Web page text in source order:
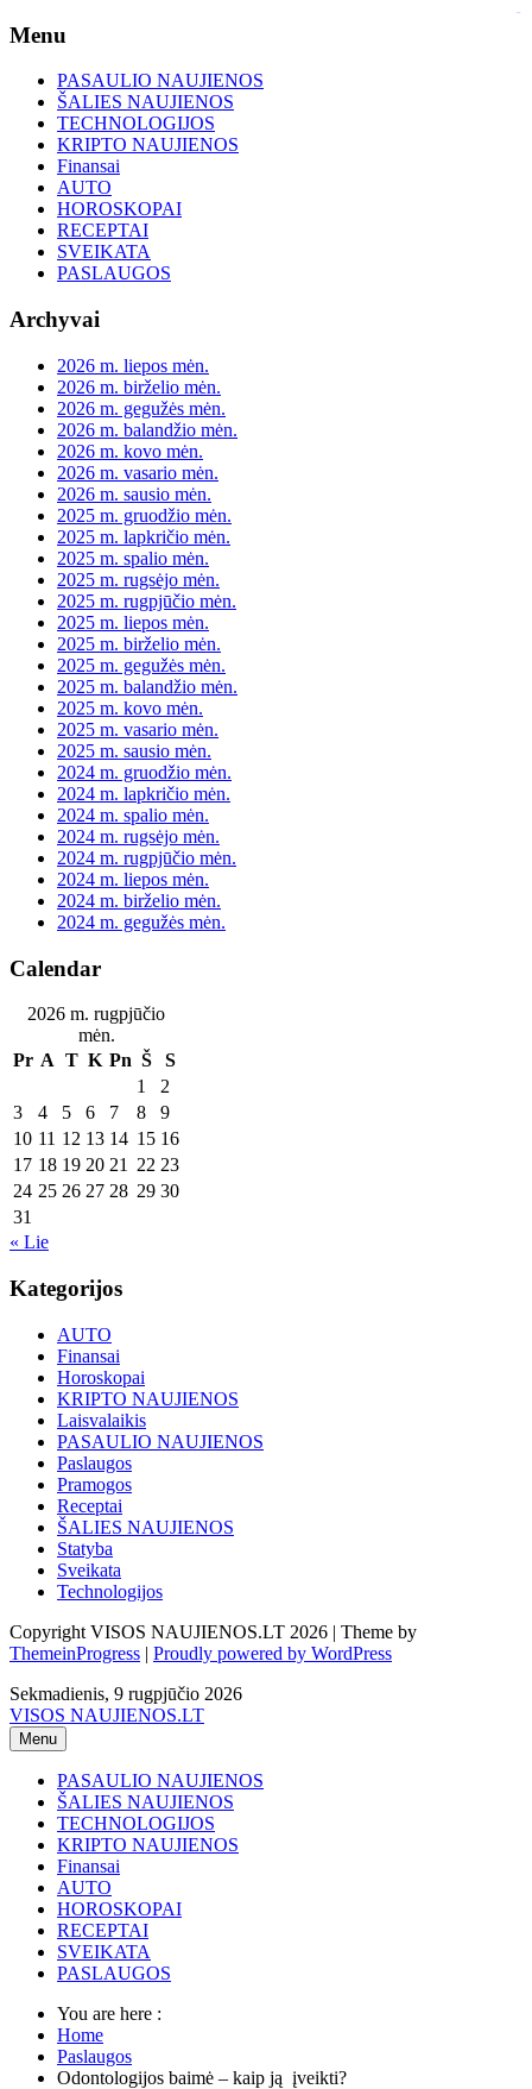
Skip
content
Menu
PASAULIO NAUJIENOS
ŠALIES NAUJIENOS
TECHNOLOGIJOS
KRIPTO NAUJIENOS
Finansai
AUTO
HOROSKOPAI
RECEPTAI
SVEIKATA
PASLAUGOS
Archyvai
2026 m. liepos mėn.
2026 m. birželio mėn.
2026 m. gegužės mėn.
2026 m. balandžio mėn.
2026 m. kovo mėn.
2026 m. vasario mėn.
2026 m. sausio mėn.
2025 m. gruodžio mėn.
2025 m. lapkričio mėn.
2025 m. spalio mėn.
2025 m. rugsėjo mėn.
2025 m. rugpjūčio mėn.
2025 m. liepos mėn.
2025 m. birželio mėn.
2025 m. gegužės mėn.
2025 m. balandžio mėn.
2025 m. kovo mėn.
2025 m. vasario mėn.
2025 m. sausio mėn.
2024 m. gruodžio mėn.
2024 m. lapkričio mėn.
2024 m. spalio mėn.
2024 m. rugsėjo mėn.
2024 m. rugpjūčio mėn.
2024 m. liepos mėn.
2024 m. birželio mėn.
2024 m. gegužės mėn.
Calendar
2026 m. rugpjūčio
mėn.
Pr A T K Pn Š
S
1
2
3
4 5 6 7 8
9
10 11 12 13 14 15 16
17 18 19 20 21 22 23
24 25 26 27 28 29 30
31
« Lie
Kategorijos
AUTO
Finansai
Horoskopai
KRIPTO NAUJIENOS
Laisvalaikis
PASAULIO NAUJIENOS
Paslaugos
Pramogos
Receptai
ŠALIES NAUJIENOS
Statyba
Sveikata
Technologijos
Copyright VISOS NAUJIENOS.LT 2026 | Theme by
ThemeinProgress | Proudly powered by WordPress
Sekmadienis, 9 rugpjūčio 2026
VISOS NAUJIENOS.LT
Menu
PASAULIO NAUJIENOS
ŠALIES NAUJIENOS
TECHNOLOGIJOS
KRIPTO NAUJIENOS
Finansai
AUTO
HOROSKOPAI
RECEPTAI
SVEIKATA
PASLAUGOS
You are here :
Home
Paslaugos
Odontologijos baimė – kaip ją įveikti?